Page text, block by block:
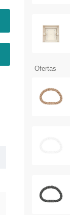
Ofertas